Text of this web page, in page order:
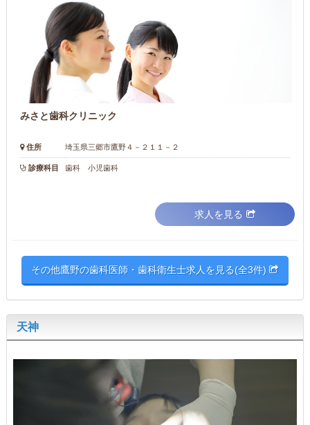
みさと歯科クリニック
住所 埼玉県三郷市鷹野４－２１１－２
診療科目 歯科 小児歯科
求人を見る
その他鷹野の歯科医師・歯科衛生士求人を見る(全3件)
天神